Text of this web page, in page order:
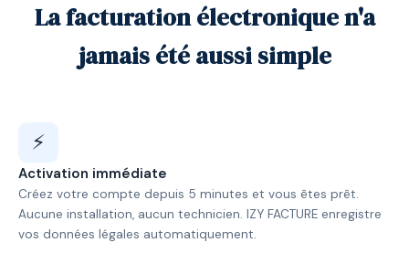
La facturation électronique n'a
jamais été aussi simple
⚡
Activation immédiate
Créez votre compte depuis 5 minutes et vous êtes prêt.
Aucune installation, aucun technicien. IZY FACTURE enregistre
vos données légales automatiquement.